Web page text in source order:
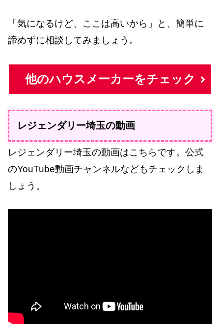
「気になるけど、ここは高いから」と、簡単に
諦めずに相談してみましょう。
他のハウスメーカーをチェック
レジェンダリー埼玉の動画
レジェンダリー埼玉の動画はこちらです。公式
のYouTube動画チャンネルなどもチェックしま
しょう。